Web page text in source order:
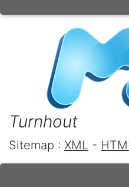
Turnhout
Sitemap : XML -